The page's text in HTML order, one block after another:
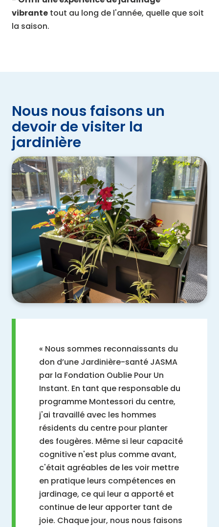
vibrante tout au long de l'année, quelle que soit
la saison.
Nous nous faisons un
devoir de visiter la
jardinière
« Nous sommes reconnaissants du
don d’une Jardinière-santé JASMA
par la Fondation Oublie Pour Un
Instant. En tant que responsable du
programme Montessori du centre,
j'ai travaillé avec les hommes
résidents du centre pour planter
des fougères. Même si leur capacité
cognitive n'est plus comme avant,
c'était agréables de les voir mettre
en pratique leurs compétences en
jardinage, ce qui leur a apporté et
continue de leur apporter tant de
joie. Chaque jour, nous nous faisons